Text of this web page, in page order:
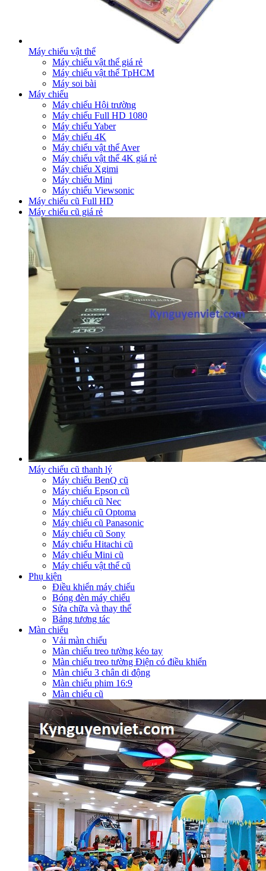
Máy chiếu vật thể
Máy chiếu vật thể giá rẻ
Máy chiếu vật thể TpHCM
Máy soi bài
Máy chiếu
Máy chiếu Hội trường
Máy chiếu Full HD 1080
Máy chiếu Yaber
Máy chiếu 4K
Máy chiếu vật thể Aver
Máy chiếu vật thể 4K giá rẻ
Máy chiếu Xgimi
Máy chiếu Mini
Máy chiếu Viewsonic
Máy chiếu cũ Full HD
Máy chiếu cũ giá rẻ
Máy chiếu cũ thanh lý
Máy chiếu BenQ cũ
Máy chiếu Epson cũ
Máy chiếu cũ Nec
Máy chiếu cũ Optoma
Máy chiếu cũ Panasonic
Máy chiếu cũ Sony
Máy chiếu Hitachi cũ
Máy chiếu Mini cũ
Máy chiếu vật thể cũ
Phụ kiện
Điều khiển máy chiếu
Bóng đèn máy chiếu
Sửa chữa và thay thế
Bảng tương tác
Màn chiếu
Vải màn chiếu
Màn chiếu treo tường kéo tay
Màn chiếu treo tường Điện có điều khiển
Màn chiếu 3 chân di động
Màn chiếu phim 16:9
Màn chiếu cũ